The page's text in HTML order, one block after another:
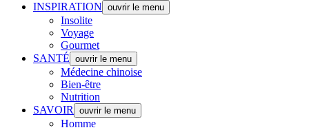
INSPIRATION ouvrir le menu
Insolite
Voyage
Gourmet
SANTÉ ouvrir le menu
Médecine chinoise
Bien-être
Nutrition
SAVOIR
ouvrir le menu
Homme